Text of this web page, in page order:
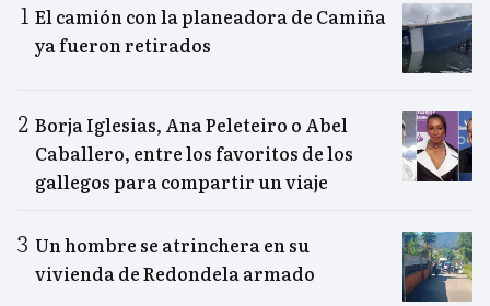
El camión con la planeadora de Camiña
ya fueron retirados
Borja Iglesias, Ana Peleteiro o Abel
Caballero, entre los favoritos de los
gallegos para compartir un viaje
Un hombre se atrinchera en su
vivienda de Redondela armado